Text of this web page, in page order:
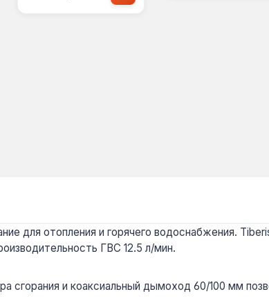
для отопления и горячего водоснабжения.
ГВС 12.5 л/мин.
сгорания и коаксиальный дымоход 60/100 мм